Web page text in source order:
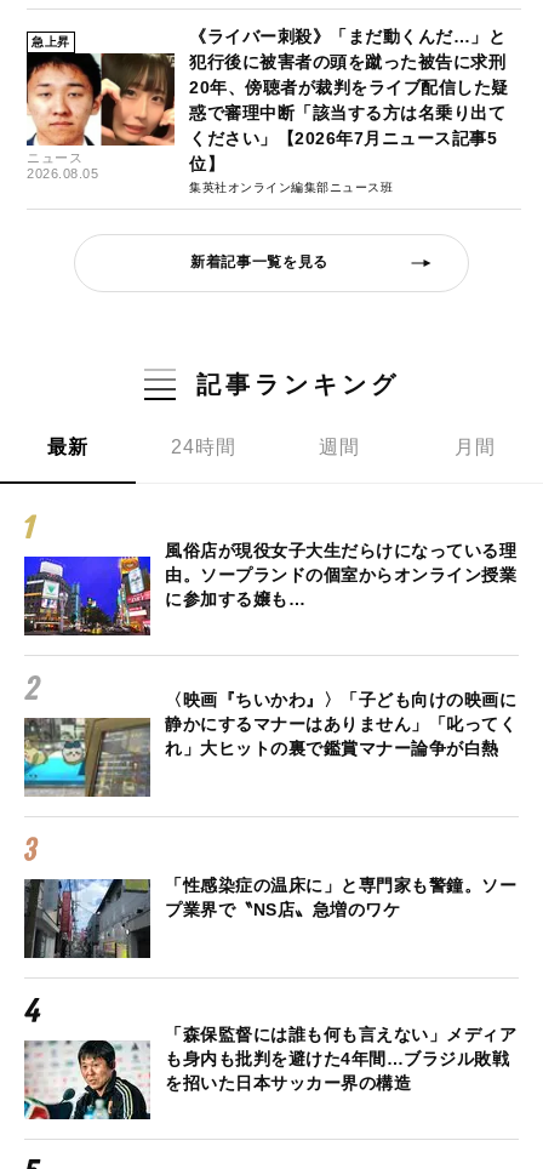
急上昇
ニュース
2026.08.05
《ライバー刺殺》「まだ動くんだ…」と
犯行後に被害者の頭を蹴った被告に求刑
20年、傍聴者が裁判をライブ配信した疑
惑で審理中断「該当する方は名乗り出て
ください」【2026年7月ニュース記事5
位】
集英社オンライン編集部ニュース班
新着記事一覧を見る
記事ランキング
最新 24時間 週間 月間
風俗店が現役女子大生だらけになっている理
由。ソープランドの個室からオンライン授業
に参加する嬢も…
〈映画『ちいかわ』〉「子ども向けの映画に
静かにするマナーはありません」「叱ってく
れ」大ヒットの裏で鑑賞マナー論争が白熱
「性感染症の温床に」と専門家も警鐘。ソー
プ業界で〝NS店〟急増のワケ
「森保監督には誰も何も言えない」メディア
も身内も批判を避けた4年間…ブラジル敗戦
を招いた日本サッカー界の構造